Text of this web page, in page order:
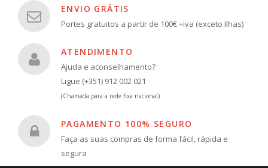
ENVIO GRÁTIS
Portes gratuitos a partir de 100€ +iva (exceto Ilhas)
ATENDIMENTO
Ajuda e aconselhamento?
Ligue (+351) 912 002 021
(Chamada para a rede fixa nacional)
PAGAMENTO 100% SEGURO
Faça as suas compras de forma fácil, rápida e
segura